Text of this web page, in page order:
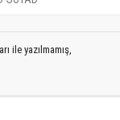
ile yazılmamış,